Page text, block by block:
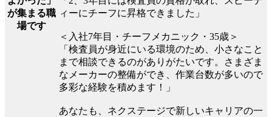
が集まる職
場です
ィーにチーフに昇格できました」
＜入社7年目・チーフメカニック・35歳＞
「検査員が身近にいる環境のため、小さなこと
まで相談できるのがありがたいです。さまざま
なメーカーの整備ができ、作業台数が多いので
多彩な経験を積めます！」
あなたも、ネクステージで新しいキャリアの一